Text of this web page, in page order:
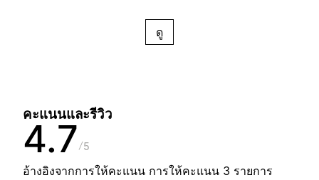
ดู
คะแนนและรีวิว
4.7 5
อ้างอิงจากการให้คะแนน การให้คะแนน 3 รายการ